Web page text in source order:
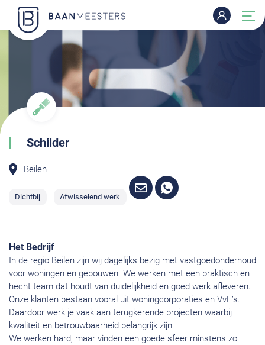
Schilder
Beilen
Dichtbij Afwisselend werk
Het Bedrijf
In de regio Beilen zijn wij dagelijks bezig met vastgoedonderhoud
voor woningen en gebouwen. We werken met een praktisch en
hecht team dat houdt van duidelijkheid en goed werk afleveren.
Onze klanten bestaan vooral uit woningcorporaties en VvE’s.
Daardoor werk je vaak aan terugkerende projecten waarbij
kwaliteit en betrouwbaarheid belangrijk zijn.
We werken hard, maar vinden een goede sfeer minstens zo